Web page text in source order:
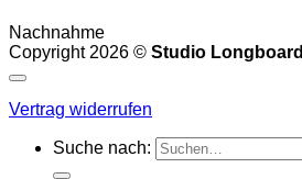
Nachnahme
Copyright 2026 © Studio Longboard
Vertrag widerrufen
Suche nach: